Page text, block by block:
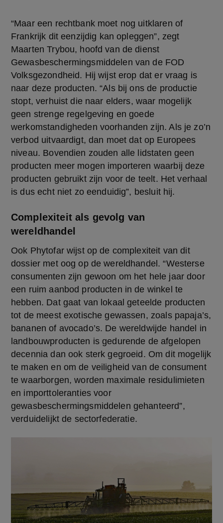
“Maar een rechtbank moet nog uitklaren of
Frankrijk dit eenzijdig kan opleggen”, zegt
Maarten Trybou, hoofd van de dienst
Gewasbeschermingsmiddelen van de FOD
Volksgezondheid. Hij wijst erop dat er vraag is
naar deze producten. “Als bij ons de productie
stopt, verhuist die naar elders, waar mogelijk
geen strenge regelgeving en goede
werkomstandigheden voorhanden zijn. Als je zo’n
verbod uitvaardigt, dan moet dat op Europees
niveau. Bovendien zouden alle lidstaten geen
producten meer mogen importeren waarbij deze
producten gebruikt zijn voor de teelt. Het verhaal
is dus echt niet zo eenduidig”, besluit hij.
Complexiteit als gevolg van
wereldhandel
Ook Phytofar wijst op de complexiteit van dit
dossier met oog op de wereldhandel. “Westerse
consumenten zijn gewoon om het hele jaar door
een ruim aanbod producten in de winkel te
hebben. Dat gaat van lokaal geteelde producten
tot de meest exotische gewassen, zoals papaja’s,
bananen of avocado’s. De wereldwijde handel in
landbouwproducten is gedurende de afgelopen
decennia dan ook sterk gegroeid. Om dit mogelijk
te maken en om de veiligheid van de consument
te waarborgen, worden maximale residulimieten
en importtoleranties voor
gewasbeschermingsmiddelen gehanteerd”,
verduidelijkt de sectorfederatie.